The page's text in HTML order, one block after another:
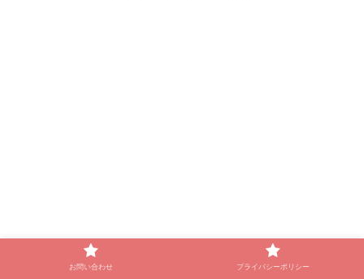
お問い合わせ プライバシーポリシー